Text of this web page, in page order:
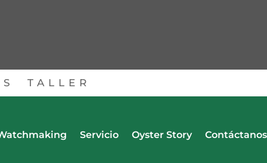
TALLER
Servicio Oyster Story Contáctanos